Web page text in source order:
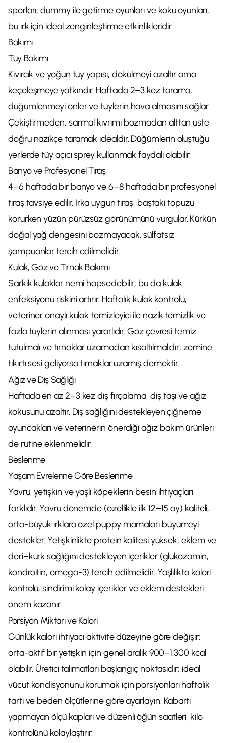
sporları, dummy ile getirme oyunları ve koku oyunları,
bu ırk için ideal zenginleştirme etkinlikleridir.
Bakımı
Tüy Bakımı
Kıvırcık ve yoğun tüy yapısı, dökülmeyi azaltır ama
keçeleşmeye yatkındır. Haftada 2–3 kez tarama,
düğümlenmeyi önler ve tüylerin hava almasını sağlar.
Çekiştirmeden, sarmal kıvrımı bozmadan alttan üste
doğru nazikçe taramak idealdir. Düğümlerin oluştuğu
yerlerde tüy açıcı sprey kullanmak faydalı olabilir.
Banyo ve Profesyonel Tıraş
4–6 haftada bir banyo ve 6–8 haftada bir profesyonel
tıraş tavsiye edilir. Irka uygun tıraş, baştaki topuzu
korurken yüzün pürüzsüz görünümünü vurgular. Kürkün
doğal yağ dengesini bozmayacak, sülfatsız
şampuanlar tercih edilmelidir.
Kulak, Göz ve Tırnak Bakımı
Sarkık kulaklar nemi hapsedebilir; bu da kulak
enfeksiyonu riskini artırır. Haftalık kulak kontrolü,
veteriner onaylı kulak temizleyici ile nazik temizlik ve
fazla tüylerin alınması yararlıdır. Göz çevresi temiz
tutulmalı ve tırnaklar uzamadan kısaltılmalıdır; zemine
tıkırtı sesi geliyorsa tırnaklar uzamış demektir.
Ağız ve Diş Sağlığı
Haftada en az 2–3 kez diş fırçalama, diş taşı ve ağız
kokusunu azaltır. Diş sağlığını destekleyen çiğneme
oyuncakları ve veterinerin önerdiği ağız bakım ürünleri
de rutine eklenmelidir.
Beslenme
Yaşam Evrelerine Göre Beslenme
Yavru, yetişkin ve yaşlı köpeklerin besin ihtiyaçları
farklıdır. Yavru dönemde (özellikle ilk 12–15 ay) kaliteli,
orta-büyük ırklara özel puppy mamaları büyümeyi
destekler. Yetişkinlikte protein kalitesi yüksek, eklem ve
deri–kürk sağlığını destekleyen içerikler (glukozamin,
kondroitin, omega-3) tercih edilmelidir. Yaşlılıkta kalori
kontrolü, sindirimi kolay içerikler ve eklem destekleri
önem kazanır.
Porsiyon Miktarı ve Kalori
Günlük kalori ihtiyacı aktivite düzeyine göre değişir;
orta-aktif bir yetişkin için genel aralık 900–1.300 kcal
olabilir. Üretici talimatları başlangıç noktasıdır; ideal
vücut kondisyonunu korumak için porsiyonları haftalık
tartı ve beden ölçütlerine göre ayarlayın. Kabartı
yapmayan ölçü kapları ve düzenli öğün saatleri, kilo
kontrolünü kolaylaştırır.